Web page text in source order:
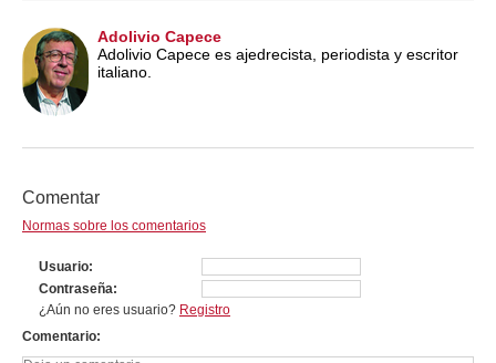
Adolivio Capece
Adolivio Capece es ajedrecista, periodista y escritor
italiano.
Comentar
Normas sobre los comentarios
Usuario
Contraseña
¿Aún no eres usuario? Registro
Comentario